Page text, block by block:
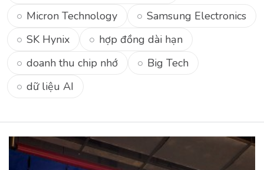
Micron Technology
Samsung Electronics
SK Hynix
hợp đồng dài hạn
doanh thu chip nhớ
Big Tech
dữ liệu AI